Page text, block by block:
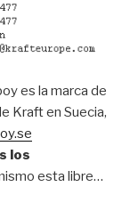
es la marca de
Kraft en Suecia,
los
esta libre…